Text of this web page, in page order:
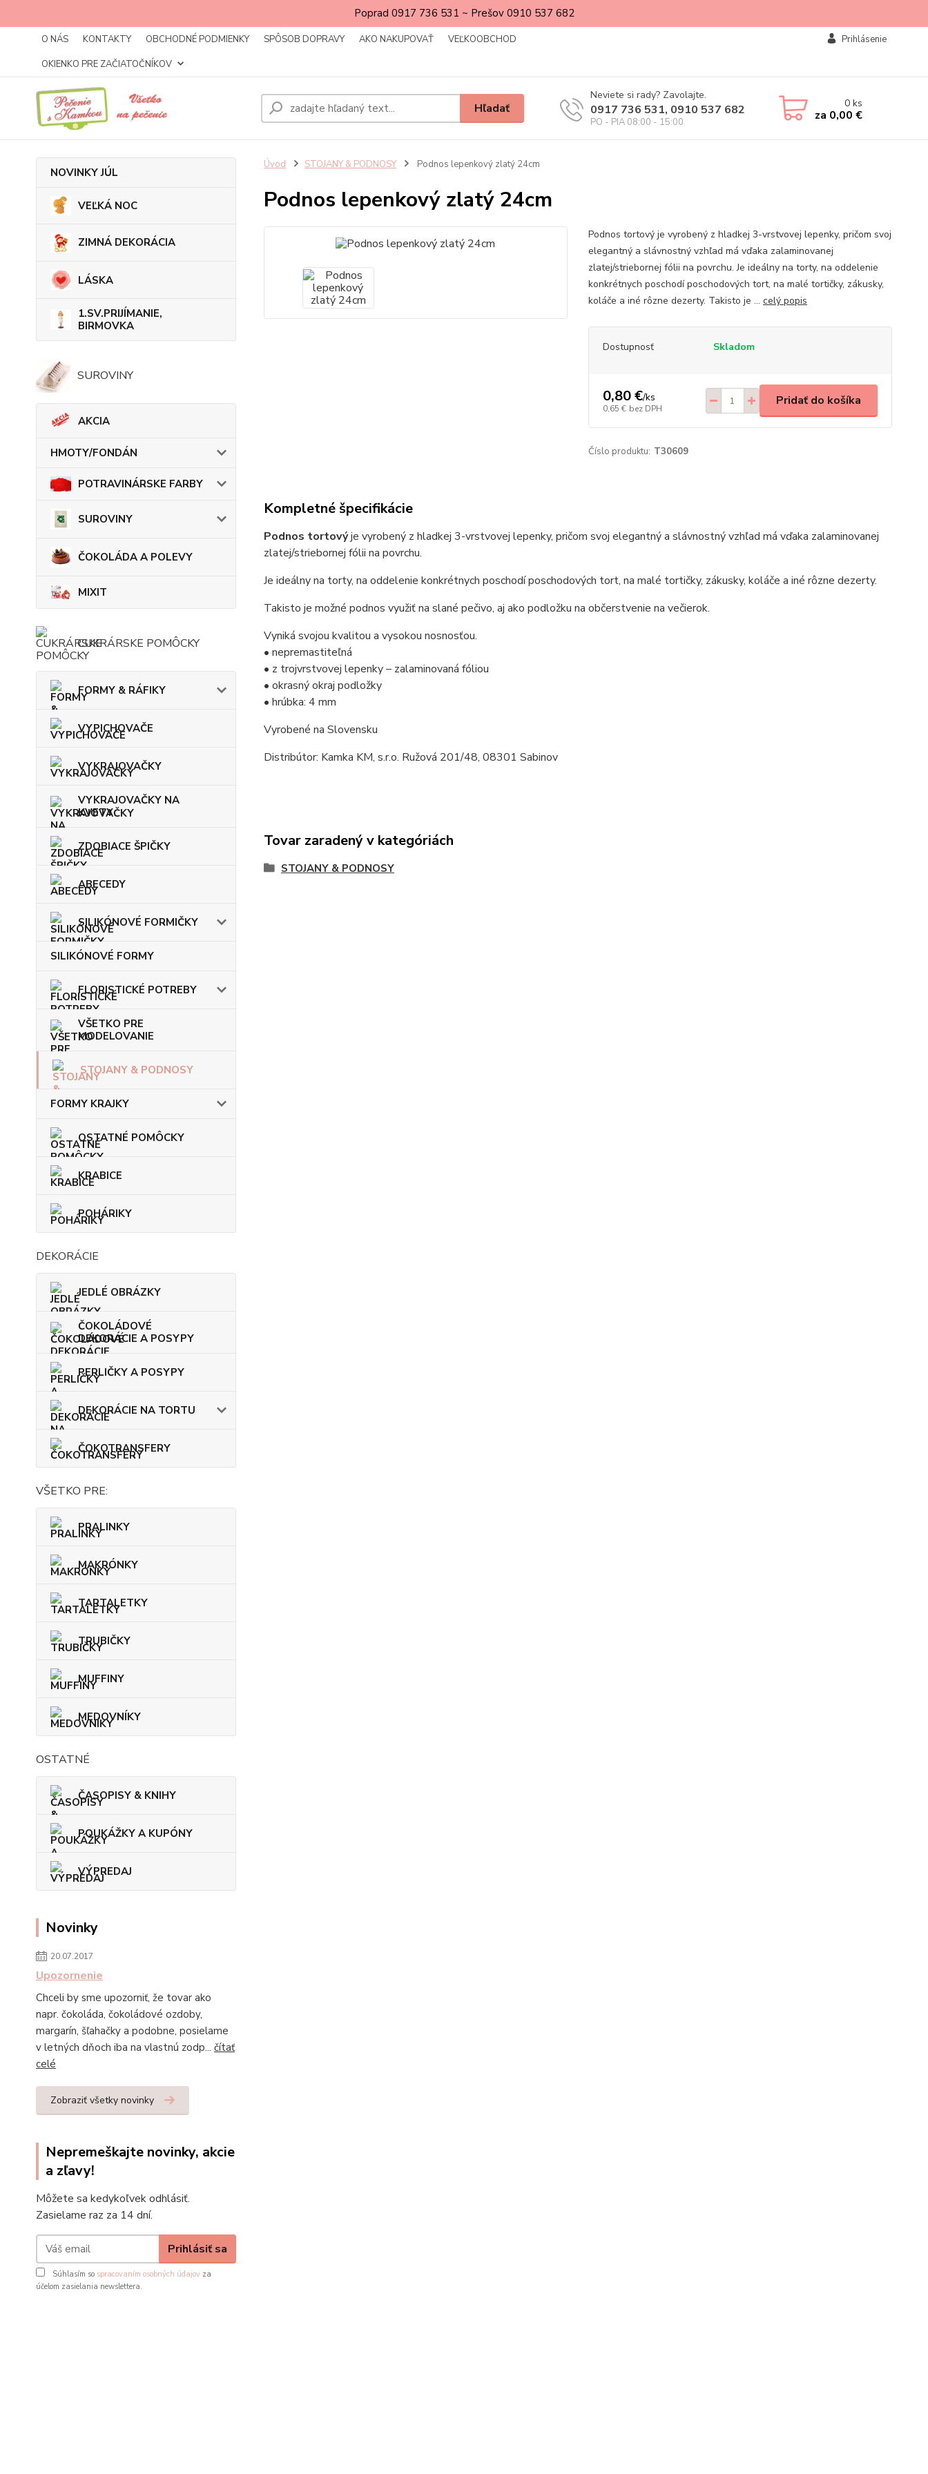
Poprad 0917 736 531 ~ Prešov 0910 537 682
O NÁS KONTAKTY OBCHODNÉ PODMIENKY SPÔSOB DOPRAVY AKO NAKUPOVAŤ
VEĽKOOBCHOD
OKIENKO PRE ZAČIATOČNÍKOV
Prihlásenie
Hľadať
Neviete si rady? Zavolajte.
0917 736 531, 0910 537 682
PO - PIA 08:00 - 15:00
0ks
za 0,00 €
NOVINKY JÚL
VEĽKÁ NOC
ZIMNÁ DEKORÁCIA
LÁSKA
1.SV.PRIJÍMANIE,
BIRMOVKA
SUROVINY
AKCIA
HMOTY/FONDÁN
POTRAVINÁRSKE FARBY
SUROVINY
ČOKOLÁDA A POLEVY
MIXIT
CUKRÁRSKE POMÔCKY
FORMY & RÁFIKY
VYPICHOVAČE
VYKRAJOVAČKY
VYKRAJOVAČKY NA
KVETY
ZDOBIACE ŠPIČKY
ABECEDY
SILIKÓNOVÉ FORMIČKY
SILIKÓNOVÉ FORMY
FLORISTICKÉ POTREBY
VŠETKO PRE
MODELOVANIE
STOJANY & PODNOSY
FORMY KRAJKY
OSTATNÉ POMÔCKY
KRABICE
POHÁRIKY
DEKORÁCIE
JEDLÉ OBRÁZKY
ČOKOLÁDOVÉ
DEKORÁCIE A POSYPY
PERLIČKY A POSYPY
DEKORÁCIE NA TORTU
ČOKOTRANSFERY
VŠETKO PRE:
PRALINKY
MAKRÓNKY
TARTALETKY
TRUBIČKY
MUFFINY
MEDOVNÍKY
OSTATNÉ
ČASOPISY & KNIHY
POUKÁŽKY A KUPÓNY
VÝPREDAJ
Novinky
20.07.2017
Upozornenie
Chceli by sme upozorniť, že tovar ako
napr. čokoláda, čokoládové ozdoby,
margarín, šľahačky a podobne, posielame
v letných dňoch iba na vlastnú zodp... čítať
celé
Zobraziť všetky novinky
Nepremeškajte novinky, akcie
a zľavy!
Môžete sa kedykoľvek odhlásiť.
Zasielame raz za 14 dní.
Prihlásiť sa
Súhlasím so spracovaním osobných údajov za
účelom zasielania newslettera.
Úvod STOJANY & PODNOSY Podnos lepenkový zlatý 24cm
Podnos lepenkový zlatý 24cm
Podnos tortový je vyrobený z hladkej 3-vrstvovej lepenky, pričom svoj
elegantný a slávnostný vzhľad má vďaka zalaminovanej
zlatej/striebornej fólii na povrchu. Je ideálny na torty, na oddelenie
konkrétnych poschodí poschodových tort, na malé tortičky, zákusky,
koláče a iné rôzne dezerty. Takisto je ... celý popis
Dostupnosť Skladom
0,80 €/ks
0,65 € bez DPH
Pridať do košíka
Číslo produktu: T30609
Kompletné špecifikácie
Podnos tortovýje vyrobený z hladkej 3-vrstvovej lepenky, pričom svoj elegantný a slávnostný vzhľad má vďaka zalaminovanej
zlatej/striebornej fólii na povrchu.
Je ideálny na torty, na oddelenie konkrétnych poschodí poschodových tort, na malé tortičky, zákusky, koláče a iné rôzne dezerty.
Takisto je možné podnos využiť na slané pečivo, aj ako podložku na občerstvenie na večierok.
Vyniká svojou kvalitou a vysokou nosnosťou.
• nepremastiteľná
• z trojvrstvovej lepenky – zalaminovaná fóliou
• okrasný okraj podložky
• hrúbka: 4 mm
Vyrobené na Slovensku
Distribútor: Kamka KM, s.r.o. Ružová 201/48, 08301 Sabinov
Tovar zaradený v kategóriách
STOJANY & PODNOSY